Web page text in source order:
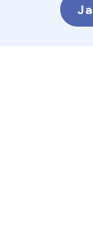
Ja